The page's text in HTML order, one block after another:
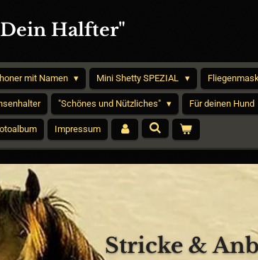
Halfter"
mit Namen Mini Shetty SPEZIAL
"Schönes und Nützliches" Für deinen Hund
Impressum
&